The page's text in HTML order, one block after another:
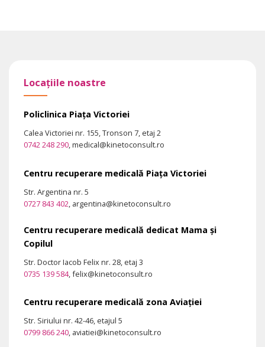
Locațiile noastre
Policlinica Piața Victoriei
Calea Victoriei nr. 155, Tronson 7, etaj 2
0742 248 290, medical@kinetoconsult.ro
Centru recuperare medicală Piața Victoriei
Str. Argentina nr. 5
0727 843 402, argentina@kinetoconsult.ro
Centru recuperare medicală dedicat Mama și
Copilul
Str. Doctor Iacob Felix nr. 28, etaj 3
0735 139 584, felix@kinetoconsult.ro
Centru recuperare medicală zona Aviației
Str. Siriului nr. 42-46, etajul 5
0799 866 240, aviatiei@kinetoconsult.ro